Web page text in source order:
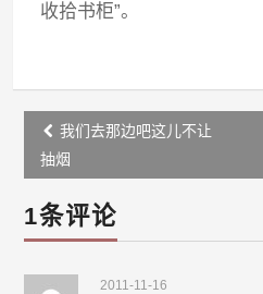
收拾书柜”。
Post
navigation
我们去那边吧这儿不让
抽烟
1条评论
2011-11-16